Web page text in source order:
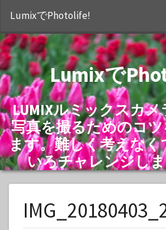
LumixでPhotolife!
Lumixで
LUMIXルミックスカ
写真を撮るためのコ
ます。難しく考えなく
いろチャレンジし